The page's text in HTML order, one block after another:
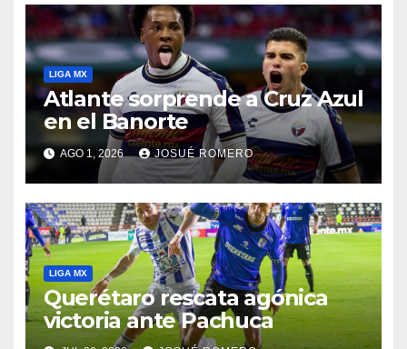
LIGA MX
Atlante sorprende a Cruz Azul
en el Banorte
AGO 1, 2026 JOSUÉ ROMERO
LIGA MX
Querétaro rescata agónica
victoria ante Pachuca